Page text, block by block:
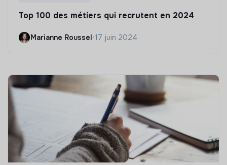
Top 100 des métiers qui recrutent en 2024
Marianne Roussel•17 juin 2024